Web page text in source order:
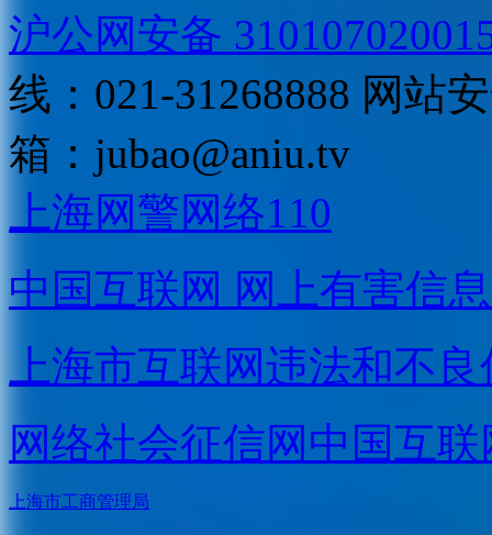
沪公网安备
线：021-31268888 网站
箱： jubao@aniu.tv
上海网警网络110
中国互联网 网上有害信
上海市互联网违法和不
网络社会征信网 中国互
上海市工商管理局